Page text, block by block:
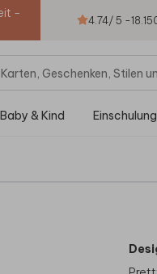
-
4.74/ 5 -
Baby & Kind Einschulung